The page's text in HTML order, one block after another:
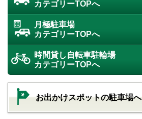
カテゴリーTOPへ
月極駐車場
カテゴリーTOPへ
時間貸し自転車駐輪場
カテゴリーTOPへ
お出かけスポットの駐車場へ